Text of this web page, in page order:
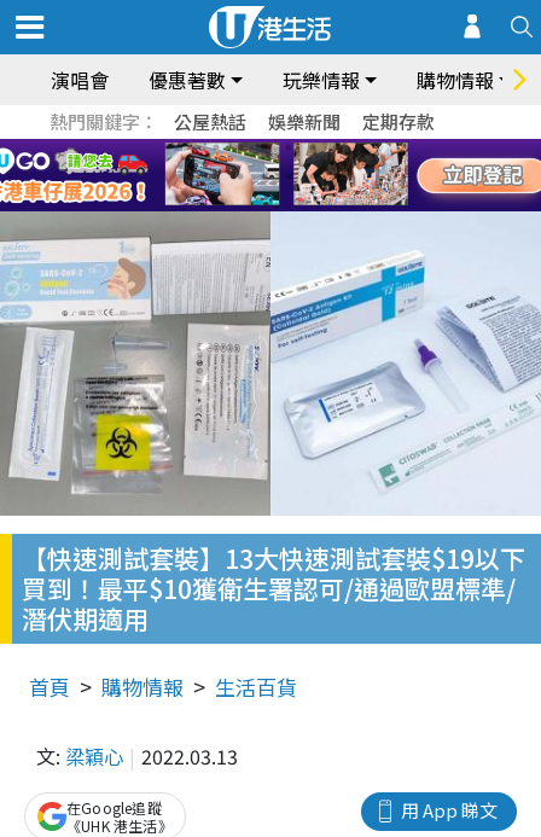
演唱會 優惠著數 玩樂情報 購物情報
熱門關鍵字： 公屋熱話 娛樂新聞 定期存款
【快速測試套裝】13大快速測試套裝$19以下
買到！最平$10獲衛生署認可/通過歐盟標準/
潛伏期適用
首頁 購物情報 生活百貨
文: 梁穎心 2022.03.13
用 App 睇文
在Google追蹤
《UHK 港生活》